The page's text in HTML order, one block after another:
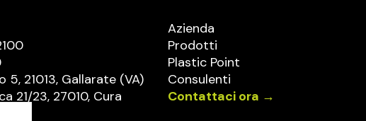
5, 21013, Gallarate (VA)
21/23, 27010, Cura
Azienda
Prodotti
Plastic Point
Consulenti
Contattaci ora →